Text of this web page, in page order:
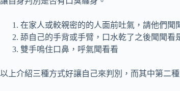
在家人或較親密的的人面前吐氣，請他們聞
舔自己的手背或手臂，口水乾了之後聞聞看
雙手嗚住口鼻，呼氣聞看看
以上介紹三種方式好讓自己來判別，而其中第二